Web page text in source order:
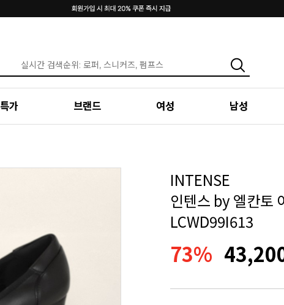
특가 브랜드 여성 남성
INTENSE
인텐스 by 엘칸토
LCWD99I613
73%